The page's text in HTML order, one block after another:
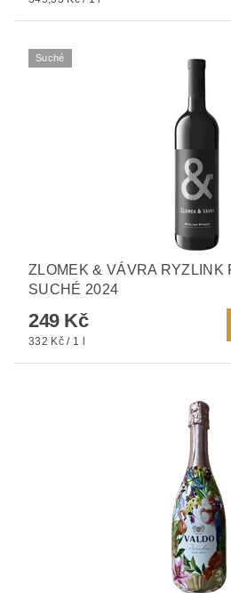
Suché
ZLOMEK & VÁVRA RYZLINK
SUCHÉ 2024
249 Kč
332 Kč / 1 l